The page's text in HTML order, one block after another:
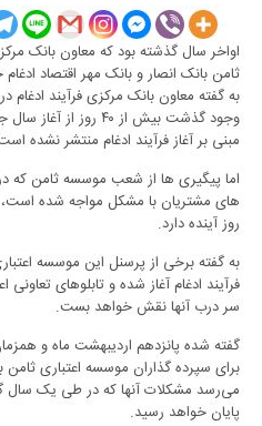
اواخر سال گذشته بود که معاون بانک
ثامن بانک انصار و بانک مهر اقتصاد
وجود گذشت بیش از ۴۰
مبنی بر آغاز فرآیند ادغام منتشر نشده
اما پیگیری ها از شعب موسسه ثامن که
های مشتریان با مشکل مواجه شده است،
روز آینده دارد.
به گفته برخی از پرسنل این موسسه
فرآیند ادغام آغاز شده و تابلوهای تعاونی
سر درب آنها نقش خواهد بست.
گفته شده پانزدهم اردیبهشت ماه و
برای سپرده گذاران موسسه اعتباری
می‌رسد مشکلات آنها که در طی یک سال
پایان خواهد رسید.